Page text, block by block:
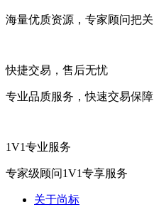
海量优质资源，专家顾问把关
快捷交易，售后无忧
专业品质服务，快速交易保障
1V1专业服务
专家级顾问1V1专享服务
关于尚标